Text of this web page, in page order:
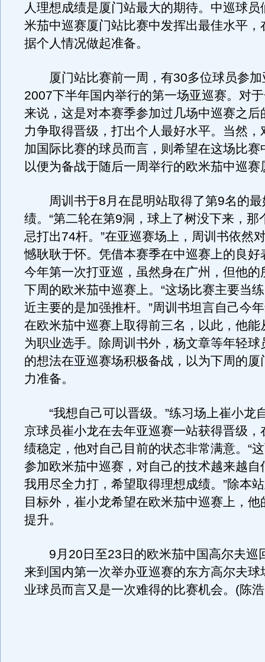
人理想成绩是厦门站最大的期待。中巡球员
米茄中巡赛厦门站比赛中发挥出最佳水平，
据个人情况做起准备。
厦门站比赛前一周，有30多位球员参加
2007下半年国内举行的第一场亚巡赛。对
来说，这是对本赛季参加过几场中巡赛之后
力争取得晋级，打出个人最好水平。当然，
加国际比赛的球员而言，则希望在这场比赛
以便为备战于随后一周举行的欧米茄中巡赛
周训书于8月在昆明站取得了第9名的最
绩。“第二轮在第9洞，球上了树没下来，那
忌打出74杆。”在亚巡赛场上，周训书依然
憾耿耿于怀。凭借本赛季在中巡赛上的良好
今年第一次打亚巡，虽然身在广州，但他的
下周的欧米茄中巡赛上。“这场比赛主要当
近主要的是加强推杆。”周训书坦言自己今
在欧米茄中巡赛上取得前三名，以此，他能
为职业选手。除周训书外，杨文章等年轻球
的想法在亚巡赛场积极备战，以为下周的厦
力准备。
“我想自己可以晋级。”练习场上崔小龙
京球员崔小龙在去年亚巡赛一站获得晋级，
绩稳定，他对自己目前的状态非常满意。“
参加欧米茄中巡赛，对自己的技术越来越自
我用尽全力打，希望取得理想成绩。”除本
目标外，崔小龙希望在欧米茄中巡赛上，他
提升。
9月20日至23日的欧米茄中国高尔夫巡
来到国内第一次举办亚巡赛的东方高尔夫球
业球员而言又是一次难得的比赛机会。(陈